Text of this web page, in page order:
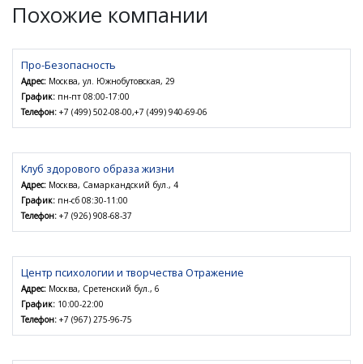
Похожие компании
Про-Безопасность
Адрес: Москва, ул. Южнобутовская, 29
График: пн-пт 08:00-17:00
Телефон: +7 (499) 502-08-00,+7 (499) 940-69-06
Клуб здорового образа жизни
Адрес: Москва, Самаркандский бул., 4
График: пн-сб 08:30-11:00
Телефон: +7 (926) 908-68-37
Центр психологии и творчества Отражение
Адрес: Москва, Сретенский бул., 6
График: 10:00-22:00
Телефон: +7 (967) 275-96-75